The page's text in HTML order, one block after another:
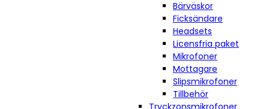
Bärväskor
Ficksändare
Headsets
Licensfria paket
Mikrofoner
Mottagare
Slipsmikrofoner
Tillbehör
Tryckzonsmikrofoner